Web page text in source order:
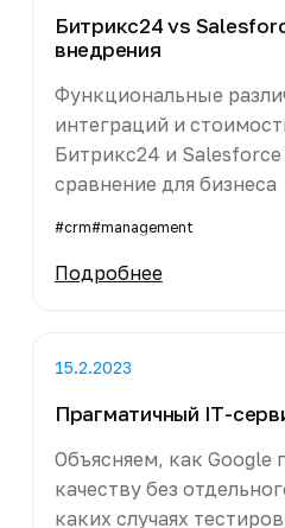
Битрикс24 vs
внедрения
Функциональные
интеграций и
Битрикс24 и
сравнение для бизнеса
#crm#management
Подробнее
15.2.2023
Прагматичный IT-
Объясняем, как Google
качеству без
каких случаях